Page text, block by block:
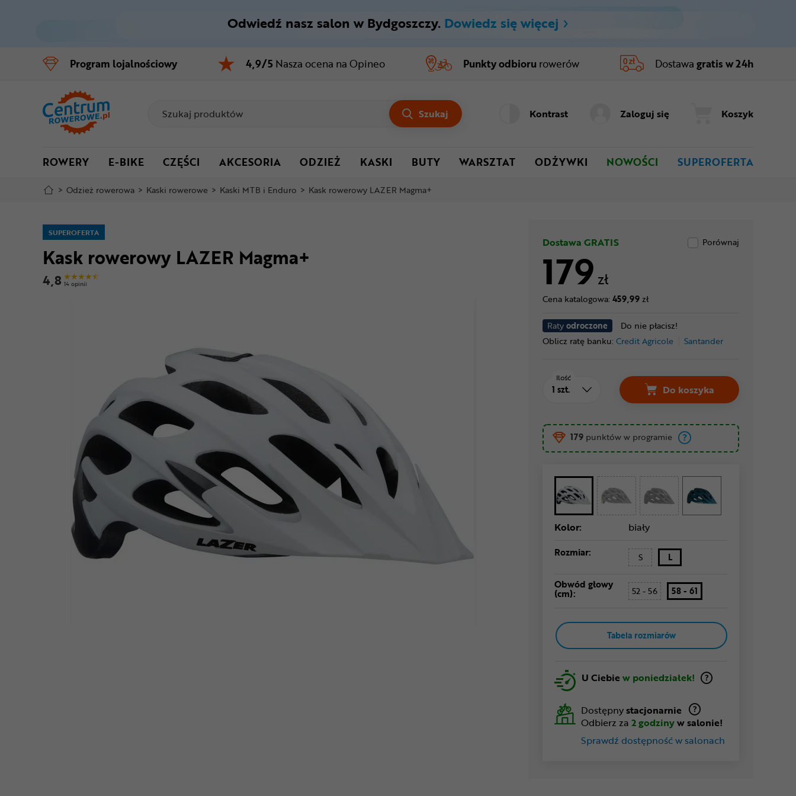
Menu główne
Informacje o produkcie
Do koszyka
Szczegółowe informacje
Mapa strony
Odwiedź nasz salon w Bydgoszczy. Dowiedz się więcej
Program lojalnościowy 4,9/5 Nasza ocena na Opineo Punkty odbioru rowerów Dostawa gratis w 24h
Szukaj Kontrast Zaloguj się Koszyk
ROWERY E-BIKE CZĘŚCI AKCESORIA ODZIEŻ KASKI BUTY WARSZTAT ODŻYWKI NOWOŚCI SUPEROFERTA
> Odzież rowerowa > Kaski rowerowe > Kaski MTB i Enduro > Kask rowerowy LAZER Magma+
SUPEROFERTA
Kask rowerowy LAZER Magma+
4,8 14 opinii
Dostawa GRATIS Porównaj
179 zł
Cena katalogowa: 459,99zł
Ratyodroczone
Do nie płacisz!
Oblicz ratę banku: Credit Agricole Santander
Ilość
Do koszyka
179 punktów w programie
Kolor: biały
Rozmiar: S L
Obwód głowy
(cm): 52 - 56 58 - 61
Tabela rozmiarów
U Ciebiew poniedziałek!
Dostępnystacjonarnie
Odbierz za 2 godzinyw salonie!
Sprawdź dostępność w salonach